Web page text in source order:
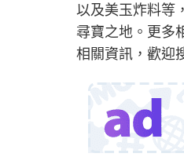
以及美玉炸料等
尋寶之地。更多
相關資訊，歡迎